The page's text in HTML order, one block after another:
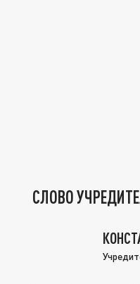
СЛОВО